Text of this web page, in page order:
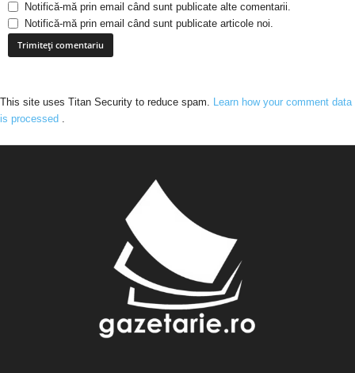
Notifică-mă prin email când sunt publicate alte comentarii.
Notifică-mă prin email când sunt publicate articole noi.
This site uses Titan Security to reduce spam. Learn how your comment data
is processed .